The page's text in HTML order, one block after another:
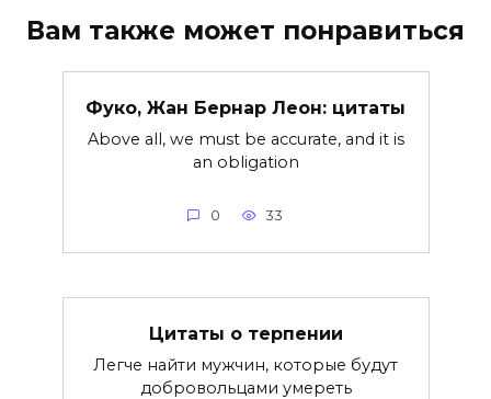
Вам также может понравиться
Фуко, Жан Бернар Леон: цитаты
Above all, we must be accurate, and it is
an obligation
0 33
Цитаты о терпении
Легче найти мужчин, которые будут
добровольцами умереть